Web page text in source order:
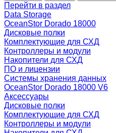
Перейти в раздел
Data Storage
OceanStor Dorado 18000
Дисковые полки
Комплектующие для СХД
Контроллеры и модули
Накопители для СХД
ПО и лицензии
Системы хранения данных
OceanStor Dorado 18000 V6
Аксессуары
Дисковые полки
Комплектующие для СХД
Контроллеры и модули